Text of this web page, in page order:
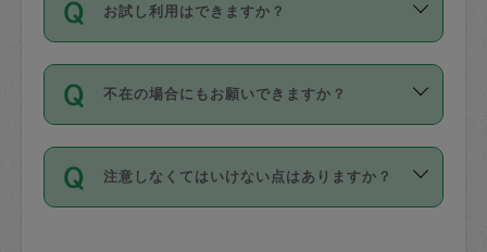
ールに記載していますので、各自の得意
を依頼してください。
※テストセンターの講評は１件目のレビュ
参考
【詳細】タスカジさんの登録に際
す。
写真を撮り、
詳細FAQ：
損害賠償保険について教えて
タスカジさんへ「募集」をかけることが
可能です。
す。
1. 直前キャンセル（定期、スポット契約
共通）
72時間を超える※と、以下のキャンセル
料が発生します。
お試し利用はできますか？
「お試し利用」というメニューはありま
せんが、「一回のみ」依頼を活用するこ
とによって、気に入ったタスカジさんを
まず、条件の合う気になるタスカジさ
不在の場合にもお願いできますか？
不在の場合の作業はタスカジさんの同意
が必要です。数回の依頼ののち、タスカ
ジさんと依頼者の間で十分な信頼関係が
注意しなくてはいけない点はありますか？